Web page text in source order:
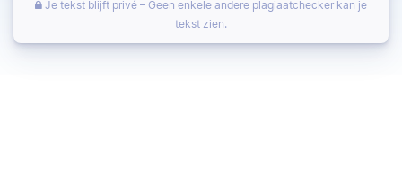
Je tekst blijft privé – Geen enkele andere plagiaatchecker kan je
tekst zien.